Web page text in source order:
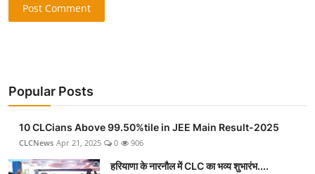
Post Comment
Popular Posts
10 CLCians Above 99.50%tile in JEE Main Result-2025
CLCNews Apr 21, 2025 0 906
हरियाणा के नारनौल में CLC का भव्य शुभारंभ....